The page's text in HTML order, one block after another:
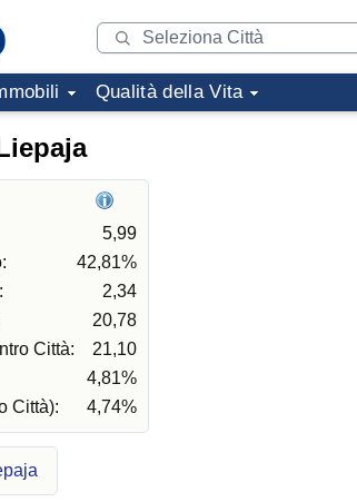
Qualità della Vita
5,99
42,81%
2,34
20,78
Città:
21,10
4,81%
Città):
4,74%